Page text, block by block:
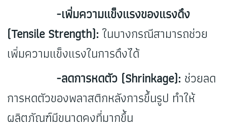
-เพิ่มความแข็งแรงของแรงดึง
(Tensile Strength): ในบางกรณีสามารถช่วย
เพิ่มความแข็งแรงในการดึงได้
-ลดการหดตัว (Shrinkage): ช่วยลด
การหดตัวของพลาสติกหลังการขึ้นรูป ทำให้
ผลิตภัณฑ์มีขนาดคงที่มากขึ้น